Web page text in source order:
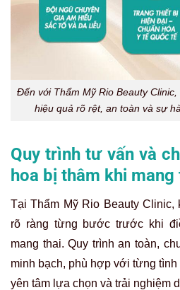
Đến với Thẩm Mỹ Rio Beauty
hiệu quả rõ rệt, an toàn và sự
Quy trình tư vấn và
hoa bị thâm khi mang
Tại Thẩm Mỹ Rio Beauty
rõ ràng từng bước trước khi
mang thai. Quy trình an toàn,
minh bạch, phù hợp với từng tình
yên tâm lựa chọn và trải nghiệm